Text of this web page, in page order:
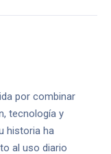
por combinar
tecnología y
historia ha
al uso diario